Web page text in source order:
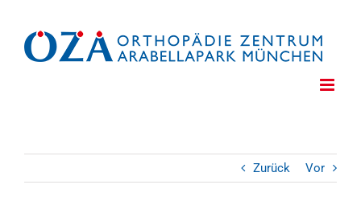
springen
Zurück Vor